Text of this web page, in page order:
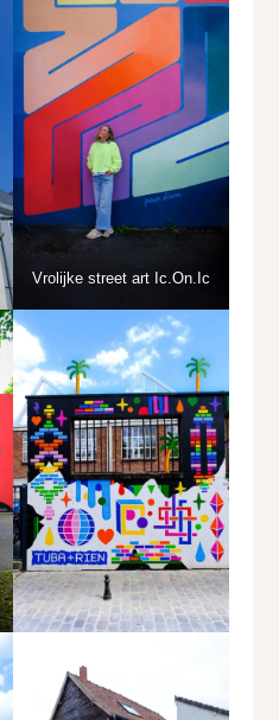
Vrolijke street art Ic.On.Ic